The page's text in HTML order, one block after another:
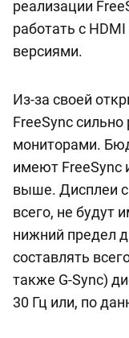
реализации
работать с
версиями.
Из-за своей
FreeSync
мониторами.
имеют FreeSync
выше. Дисплеи с
всего, не будут
нижний предел
составлять
также G-Sync)
30 Гц или, по